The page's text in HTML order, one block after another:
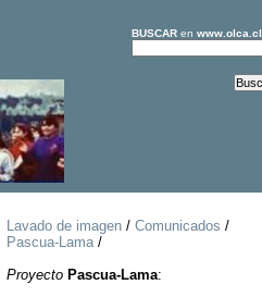
BUSCARen www.olca.cl
Lavado de imagen/ Comunicados /
Pascua-Lama/
Proyecto Pascua-Lama: